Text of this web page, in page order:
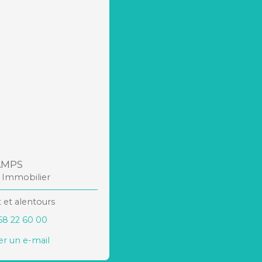
Immobilier
et alentours
22 60 00
un e-mail